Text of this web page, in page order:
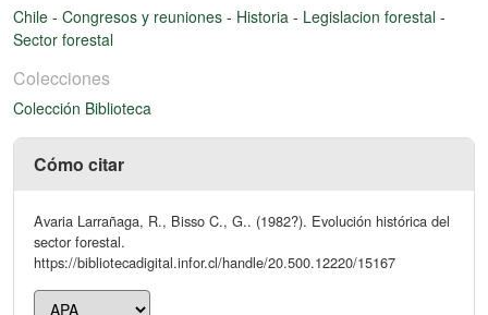
Chile - Congresos y reuniones - Historia - Legislacion forestal -
Sector forestal
Colecciones
Colección Biblioteca
Cómo citar
Avaria Larrañaga, R., Bisso C., G.. (1982?). Evolución histórica del
sector forestal.
https://bibliotecadigital.infor.cl/handle/20.500.12220/15167